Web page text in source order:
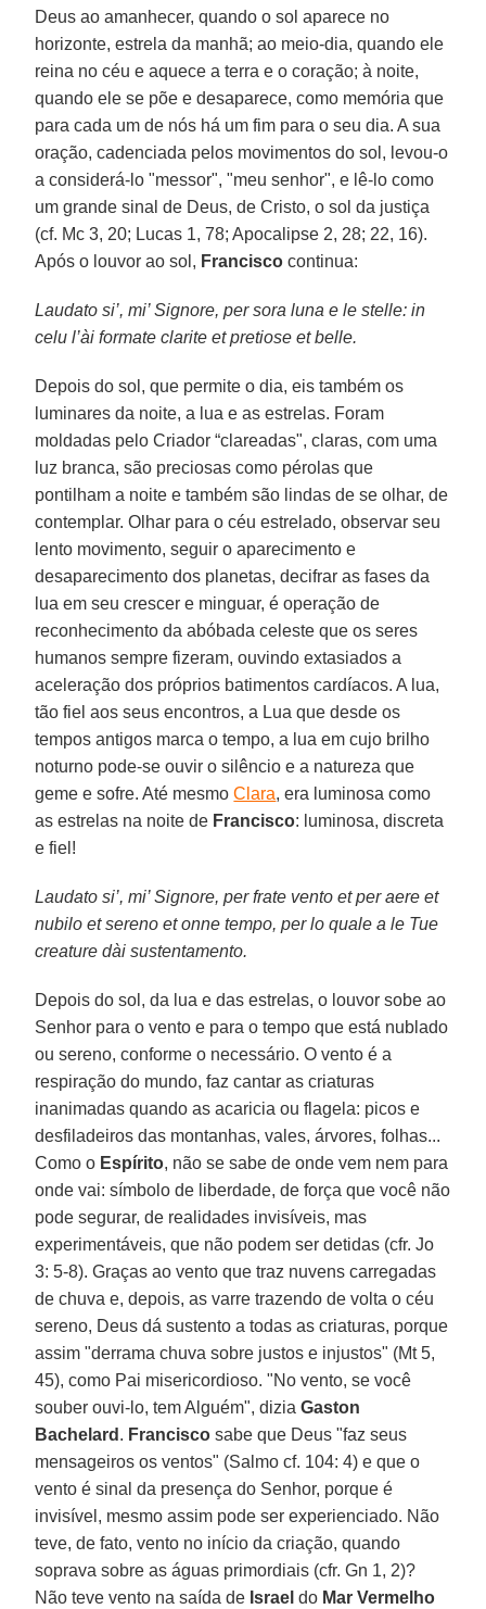
Deus ao amanhecer, quando o sol aparece no
horizonte, estrela da manhã; ao meio-dia, quando ele
reina no céu e aquece a terra e o coração; à noite,
quando ele se põe e desaparece, como memória que
para cada um de nós há um fim para o seu dia. A sua
oração, cadenciada pelos movimentos do sol, levou-o
a considerá-lo "messor", "meu senhor", e lê-lo como
um grande sinal de Deus, de Cristo, o sol da justiça
(cf. Mc 3, 20; Lucas 1, 78; Apocalipse 2, 28; 22, 16).
Após o louvor ao sol, Francisco continua:
Laudato si’, mi’ Signore, per sora luna e le stelle: in
celu l’ài formate clarite et pretiose et belle.
Depois do sol, que permite o dia, eis também os
luminares da noite, a lua e as estrelas. Foram
moldadas pelo Criador “clareadas", claras, com uma
luz branca, são preciosas como pérolas que
pontilham a noite e também são lindas de se olhar, de
contemplar. Olhar para o céu estrelado, observar seu
lento movimento, seguir o aparecimento e
desaparecimento dos planetas, decifrar as fases da
lua em seu crescer e minguar, é operação de
reconhecimento da abóbada celeste que os seres
humanos sempre fizeram, ouvindo extasiados a
aceleração dos próprios batimentos cardíacos. A lua,
tão fiel aos seus encontros, a Lua que desde os
tempos antigos marca o tempo, a lua em cujo brilho
noturno pode-se ouvir o silêncio e a natureza que
geme e sofre. Até mesmoClara, era luminosa como
as estrelas na noite de Francisco: luminosa, discreta
e fiel!
Laudato si’, mi’ Signore, per frate vento et per aere et
nubilo et sereno et onne tempo, per lo quale a le Tue
creature dài sustentamento.
Depois do sol, da lua e das estrelas, o louvor sobe ao
Senhor para o vento e para o tempo que está nublado
ou sereno, conforme o necessário. O vento é a
respiração do mundo, faz cantar as criaturas
inanimadas quando as acaricia ou flagela: picos e
desfiladeiros das montanhas, vales, árvores, folhas...
Como o Espírito, não se sabe de onde vem nem para
onde vai: símbolo de liberdade, de força que você não
pode segurar, de realidades invisíveis, mas
experimentáveis, que não podem ser detidas (cfr. Jo
3: 5-8). Graças ao vento que traz nuvens carregadas
de chuva e, depois, as varre trazendo de volta o céu
sereno, Deus dá sustento a todas as criaturas, porque
assim "derrama chuva sobre justos e injustos" (Mt 5,
45), como Pai misericordioso. "No vento, se você
souber ouvi-lo, tem Alguém", diziaGaston
Bachelard . Francisco sabe que Deus "faz seus
mensageiros os ventos" (Salmo cf. 104: 4) e que o
vento é sinal da presença do Senhor, porque é
invisível, mesmo assim pode ser experienciado. Não
teve, de fato, vento no início da criação, quando
soprava sobre as águas primordiais (cfr. Gn 1, 2)?
Não teve vento na saída de Israel do Mar Vermelho